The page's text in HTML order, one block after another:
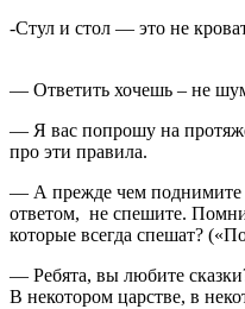
-Стул и стол — это не
— Ответить хочешь – не
— Я вас попрошу на
про эти правила.
— А прежде чем поднимите
ответом, не спешите.
которые всегда спешат?
— Ребята, вы любите
В некотором царстве, в